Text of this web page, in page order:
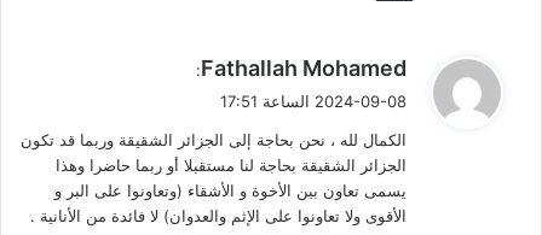
ي
ق
ل
Fathallah Mohamed
:
2024-09-08 الساعة 17:51
الكمال لله ، نحن بحاجة إلى الجزائر الشقيقة وربما قد تكون
الجزائر الشقيقة بحاجة لنا مستقبلا أو ربما حاضرا وهذا
يسمى تعاون بين الأخوة و الأشقاء (وتعاونوا على البر و
الأقوى ولا تعاونوا على الإثم والعدوان) لا فائدة من الأنانية .